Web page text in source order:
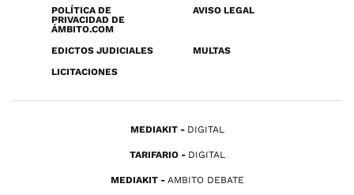
POLÍTICA DE
PRIVACIDAD DE
ÁMBITO.COM
AVISO LEGAL
EDICTOS JUDICIALES
MULTAS
LICITACIONES
MEDIAKIT DIGITAL
TARIFARIO DIGITAL
MEDIAKIT AMBITO DEBATE